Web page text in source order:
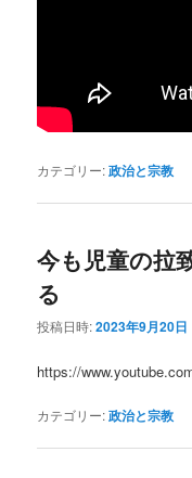
カテゴリー:政治と宗教
今も児童の拉
る
投稿日時:2023年9月20日
https://
カテゴリー:政治と宗教